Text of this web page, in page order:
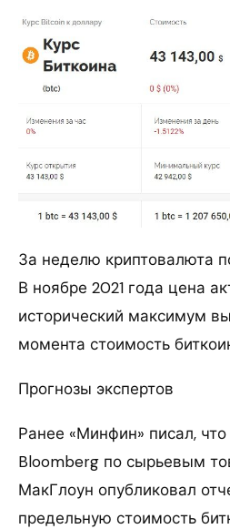
За неделю криптовалюта
В ноябре 2021 года цена
исторический максимум
момента стоимость
Прогнозы экспертов
Ранее «Минфин» писал, что
Bloomberg по сырьевым
МакГлоун опубликовал
предельную стоимость